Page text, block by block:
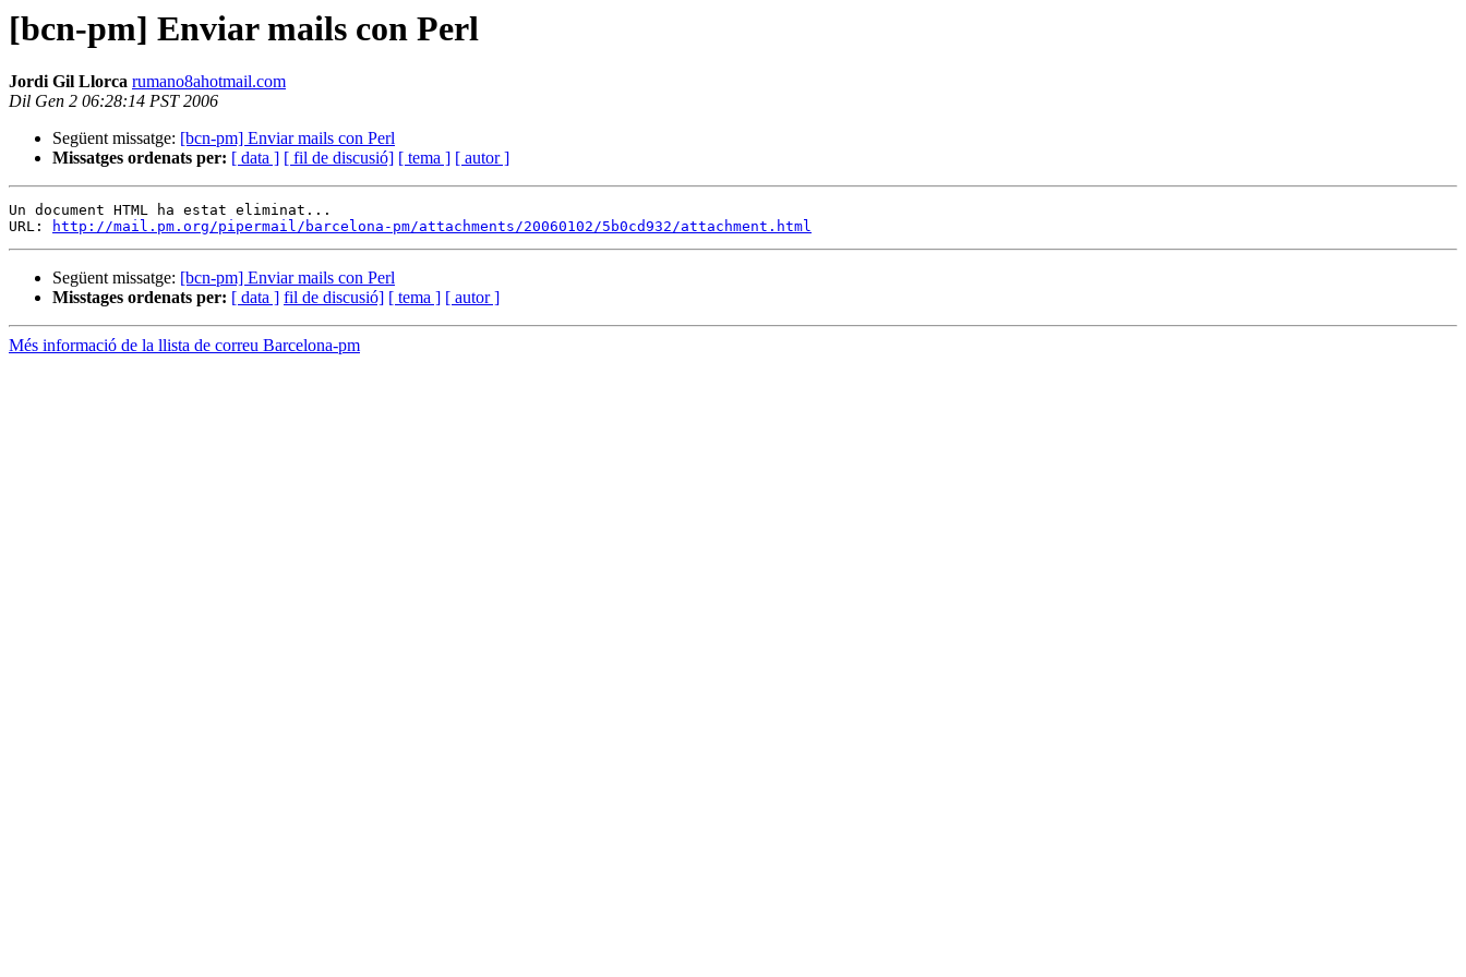
[bcn-pm] Enviar mails con Perl
Jordi Gil Llorca rumano8ahotmail.com
Dil Gen 2 06:28:14 PST 2006
Següent missatge: [bcn-pm] Enviar mails con Perl
Missatges ordenats per: [ data ] [ fil de discusió] [ tema ] [ autor ]
Un document HTML ha estat eliminat...
URL:
http://mail.pm.org/pipermail/barcelona-pm/attachments/20060102/5b0cd932/attachment.html
Següent missatge: [bcn-pm] Enviar mails con Perl
Misstages ordenats per: [ data ] fil de discusió] [ tema ] [ autor ]
Més informació de la llista de correu Barcelona-pm